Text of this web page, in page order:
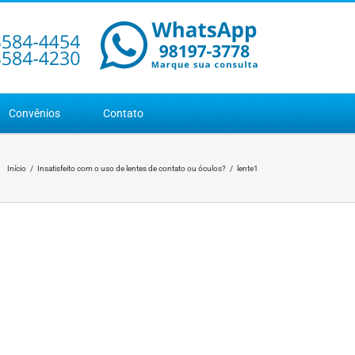
Convênios Contato
Início Insatisfeito com o uso de lentes de contato ou óculos? lente1